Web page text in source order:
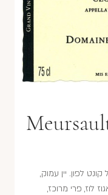
לפון. יין עמוק,
לוז, פרי מרוכז,